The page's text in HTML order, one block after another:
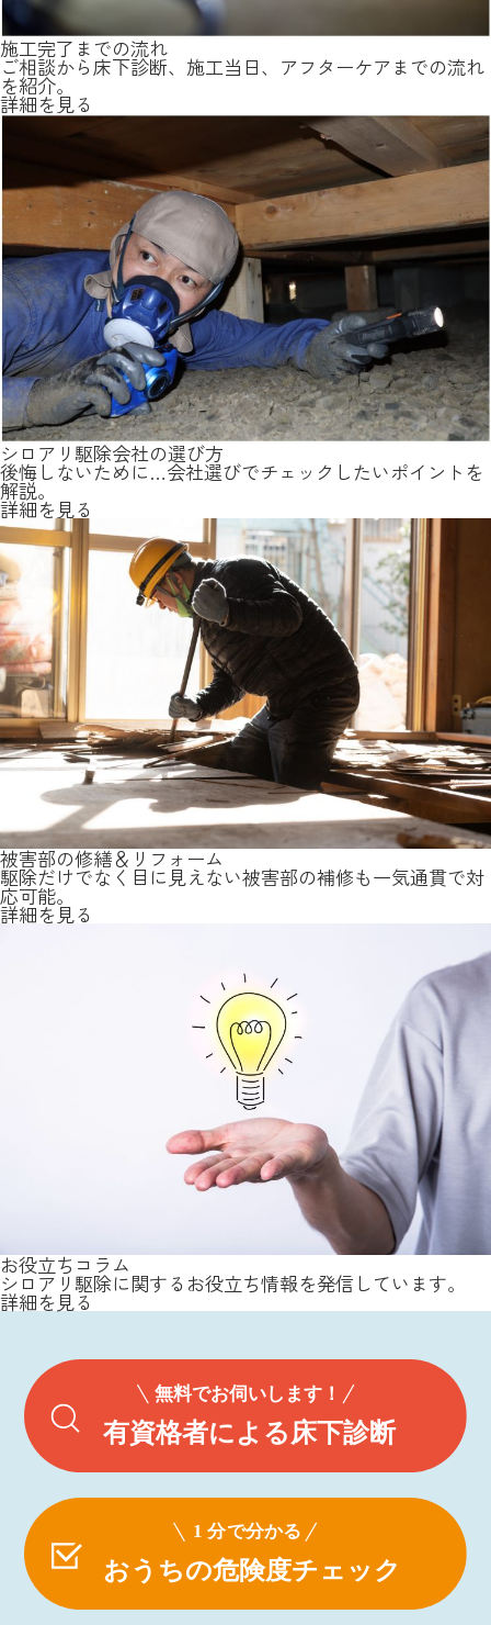
施工完了までの流れ
ご相談から床下診断、施工当日、アフターケアまでの流れ
を紹介。
詳細を見る
シロアリ駆除会社の選び方
後悔しないために…会社選びでチェックしたいポイントを
解説。
詳細を見る
被害部の修繕＆リフォーム
駆除だけでなく目に見えない被害部の補修も一気通貫で対
応可能。
詳細を見る
お役立ちコラム
シロアリ駆除に関するお役立ち情報を発信しています。
詳細を見る